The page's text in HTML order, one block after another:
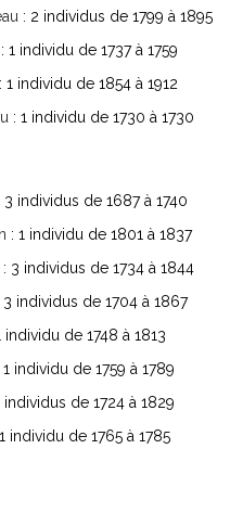
: 2 individus de 1799 à 1895
: 1 individu de 1737 à 1759
: 1 individu de 1854 à 1912
: 1 individu de 1730 à 1730
3 individus de 1687 à 1740
: 1 individu de 1801 à 1837
: 3 individus de 1734 à 1844
3 individus de 1704 à 1867
individu de 1748 à 1813
1 individu de 1759 à 1789
individus de 1724 à 1829
individu de 1765 à 1785